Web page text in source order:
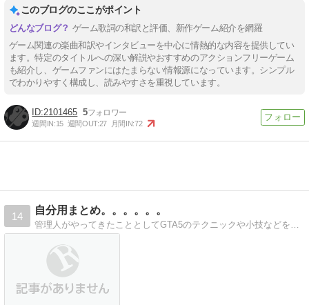
このブログのここがポイント
ゲーム歌詞の和訳と評価、新作ゲーム紹介を網羅
ゲーム関連の楽曲和訳やインタビューを中心に情熱的な内容を提供してい
ます。特定のタイトルへの深い解説やおすすめのアクションフリーゲーム
も紹介し、ゲームファンにはたまらない情報源になっています。シンプル
でわかりやすく構成し、読みやすさを重視しています。
2101465 5
週間IN:15 週間OUT:27 月間IN:72
14
自分用まとめ。。。。。。